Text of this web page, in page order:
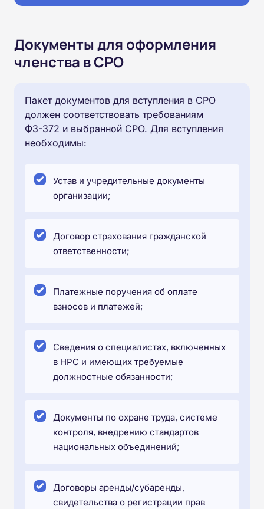
Документы для оформления
членства в СРО
Пакет документов для вступления в СРО
должен соответствовать требованиям
ФЗ-372 и выбранной СРО. Для вступления
необходимы:
Устав и учредительные документы
организации;
Договор страхования гражданской
ответственности;
Платежные поручения об оплате
взносов и платежей;
Сведения о специалистах, включенных
в НРС и имеющих требуемые
должностные обязанности;
Документы по охране труда, системе
контроля, внедрению стандартов
национальных объединений;
Договоры аренды/субаренды,
свидетельства о регистрации прав